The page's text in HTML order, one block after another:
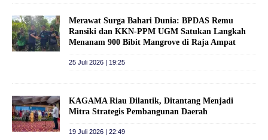
Merawat Surga Bahari Dunia: BPDAS Remu
Ransiki dan KKN-PPM UGM Satukan Langkah
Menanam 900 Bibit Mangrove di Raja Ampat
25 Juli 2026 | 19:25
KAGAMA Riau Dilantik, Ditantang Menjadi
Mitra Strategis Pembangunan Daerah
19 Juli 2026 | 22:49